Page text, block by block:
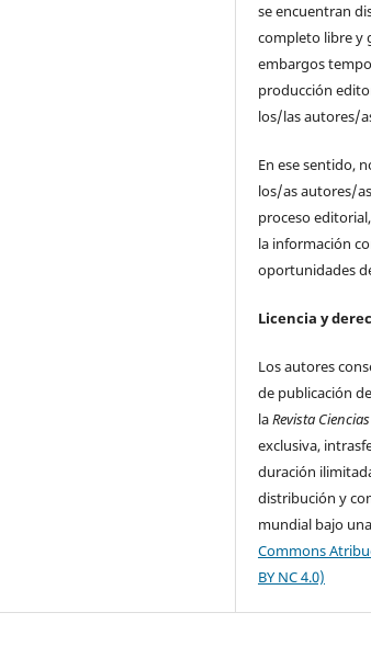
se encuentran
completo libre y
embargos
producción
los/las autores/
En ese sentido,
los/as autores/
proceso
la información
oportunidades
Licencia y
Los autores
de publicación
laRevista
exclusiva,
duración
distribución y
mundial bajo una
Commons
BY NC 4.0)